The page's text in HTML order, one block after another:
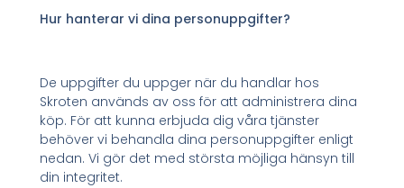
Hur hanterar vi dina personuppgifter?
De uppgifter du uppger när du handlar hos
Skroten används av oss för att administrera dina
köp. För att kunna erbjuda dig våra tjänster
behöver vi behandla dina personuppgifter enligt
nedan. Vi gör det med största möjliga hänsyn till
din integritet.